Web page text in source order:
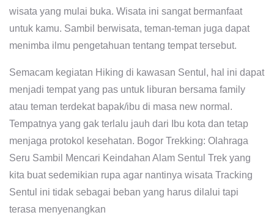
wisata yang mulai buka. Wisata ini sangat bermanfaat
untuk kamu. Sambil berwisata, teman-teman juga dapat
menimba ilmu pengetahuan tentang tempat tersebut.
Semacam kegiatan Hiking di kawasan Sentul, hal ini dapat
menjadi tempat yang pas untuk liburan bersama family
atau teman terdekat bapak/ibu di masa new normal.
Tempatnya yang gak terlalu jauh dari Ibu kota dan tetap
menjaga protokol kesehatan. Bogor Trekking: Olahraga
Seru Sambil Mencari Keindahan Alam Sentul Trek yang
kita buat sedemikian rupa agar nantinya wisata Tracking
Sentul ini tidak sebagai beban yang harus dilalui tapi
terasa menyenangkan